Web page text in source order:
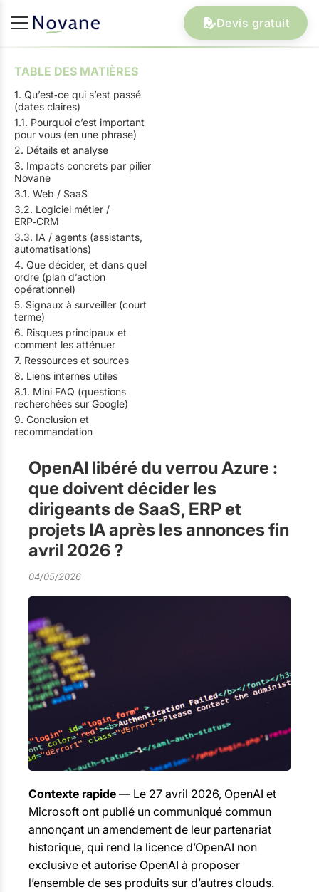
Devis gratuit
TABLE DES MATIÈRES
1. Qu’est‑ce qui s’est passé
(dates claires)
1.1. Pourquoi c’est important
pour vous (en une phrase)
2. Détails et analyse
3. Impacts concrets par pilier
Novane
3.1. Web / SaaS
3.2. Logiciel métier /
ERP‑CRM
3.3. IA / agents (assistants,
automatisations)
4. Que décider, et dans quel
ordre (plan d’action
opérationnel)
5. Signaux à surveiller (court
terme)
6. Risques principaux et
comment les atténuer
7. Ressources et sources
8. Liens internes utiles
8.1. Mini FAQ (questions
recherchées sur Google)
9. Conclusion et
recommandation
OpenAI libéré du verrou Azure :
que doivent décider les
dirigeants de SaaS, ERP et
projets IA après les annonces fin
avril 2026 ?
04/05/2026
Contexte rapide — Le 27 avril 2026, OpenAI et
Microsoft ont publié un communiqué commun
annonçant un amendement de leur partenariat
historique, qui rend la licence d’OpenAI non
exclusive et autorise OpenAI à proposer
l’ensemble de ses produits sur d’autres clouds.